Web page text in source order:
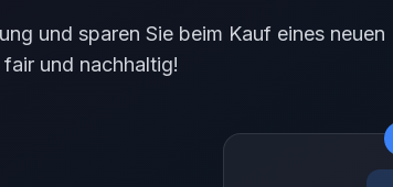
und sparen Sie beim Kauf eines neuen
und nachhaltig!